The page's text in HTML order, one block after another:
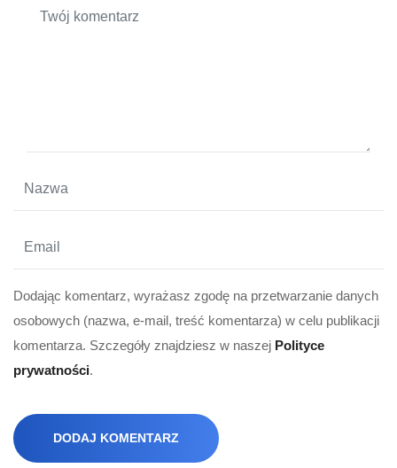
Dodając komentarz, wyrażasz zgodę na przetwarzanie danych
osobowych (nazwa, e-mail, treść komentarza) w celu publikacji
komentarza. Szczegóły znajdziesz w naszej Polityce
prywatności.
DODAJ KOMENTARZ